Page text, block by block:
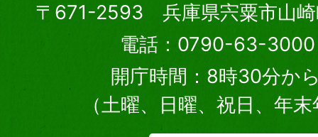
〒671-2593 兵庫県宍粟市山崎
電話：0790-63-3000
開庁時間：8時30分か
（土曜、日曜、祝日、年